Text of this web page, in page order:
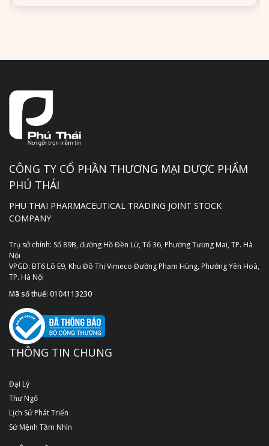
CÔNG TY CỔ PHẦN THƯƠNG MẠI DƯỢC PHẨM
PHÚ THÁI
PHU THAI PHARMACEUTICAL TRADING JOINT STOCK
COMPANY
Trụ sở chính: Số 89B, đường Hồ Đền Lừ, Tổ 36, Phường Tương Mai, TP. Hà
Nội
VPGD: BT6 Lô E9, Khu Đô Thị Vimeco Đường Phạm Hùng, Phường Yên Hoà,
TP. Hà Nội
Mã số thuế: 0104113230
THÔNG TIN CHUNG
Đại Lý
Thư Ngỏ
Lịch Sử Phát Triển
Sứ Mệnh Tầm Nhìn